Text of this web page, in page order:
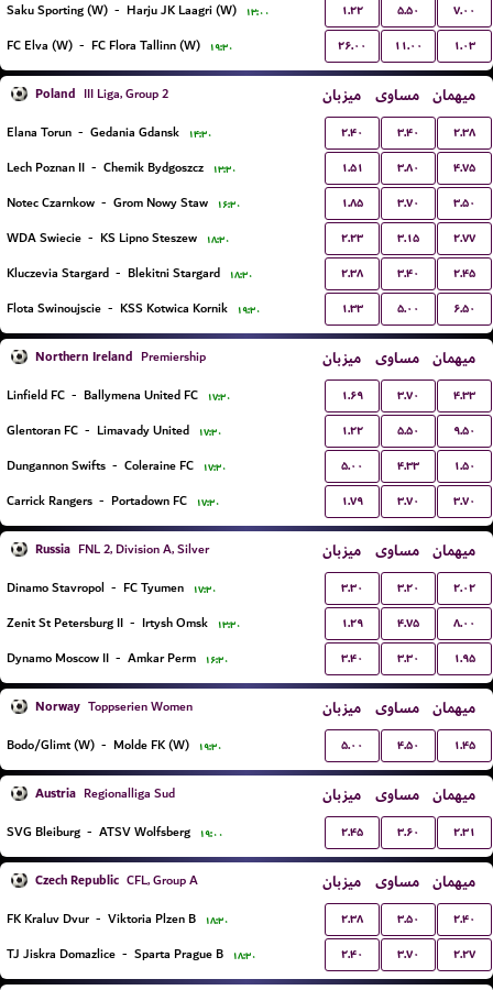
Saku Sporting (W) - Harju JK Laagri (W) ۱۳:۰۰ ۱.۲۲ ۵.۵۰ ۷.۰۰
FC Elva (W) - FC Flora Tallinn (W) ۱۹:۳۰ ۲۶.۰۰ ۱۱.۰۰ ۱.۰۳
Poland III Liga, Group 2 میزبان مساوی میهمان
Elana Torun - Gedania Gdansk ۱۴:۳۰ ۲.۴۰ ۳.۴۰ ۲.۳۸
Lech Poznan II - Chemik Bydgoszcz ۱۳:۳۰ ۱.۵۱ ۳.۸۰ ۴.۷۵
Notec Czarnkow - Grom Nowy Staw ۱۶:۳۰ ۱.۸۵ ۳.۷۰ ۳.۵۰
WDA Swiecie - KS Lipno Steszew ۱۸:۳۰ ۲.۲۳ ۳.۱۵ ۲.۷۷
Kluczevia Stargard - Blekitni Stargard ۱۸:۳۰ ۲.۳۸ ۳.۴۰ ۲.۴۵
Flota Swinoujscie - KSS Kotwica Kornik ۱۹:۳۰ ۱.۳۳ ۵.۰۰ ۶.۵۰
Northern Ireland Premiership میزبان مساوی میهمان
Linfield FC - Ballymena United FC ۱۷:۳۰ ۱.۶۹ ۳.۷۰ ۴.۳۳
Glentoran FC - Limavady United ۱۷:۳۰ ۱.۲۲ ۵.۵۰ ۹.۵۰
Dungannon Swifts - Coleraine FC ۱۷:۳۰ ۵.۰۰ ۴.۳۳ ۱.۵۰
Carrick Rangers - Portadown FC ۱۷:۳۰ ۱.۷۹ ۳.۷۰ ۳.۷۰
Russia FNL 2, Division A, Silver میزبان مساوی میهمان
Dinamo Stavropol - FC Tyumen ۱۷:۳۰ ۳.۳۰ ۳.۲۰ ۲.۰۲
Zenit St Petersburg II - Irtysh Omsk ۱۳:۳۰ ۱.۲۹ ۴.۷۵ ۸.۰۰
Dynamo Moscow II - Amkar Perm ۱۶:۳۰ ۳.۴۰ ۳.۳۰ ۱.۹۵
Norway Toppserien Women میزبان مساوی میهمان
Bodo/Glimt (W) - Molde FK (W) ۱۹:۳۰ ۵.۰۰ ۴.۵۰ ۱.۴۵
Austria Regionalliga Sud میزبان مساوی میهمان
SVG Bleiburg - ATSV Wolfsberg ۱۹:۰۰ ۲.۴۵ ۳.۶۰ ۲.۳۱
Czech Republic CFL, Group A میزبان مساوی میهمان
FK Kraluv Dvur - Viktoria Plzen B ۱۸:۳۰ ۲.۳۸ ۳.۵۰ ۲.۴۰
TJ Jiskra Domazlice - Sparta Prague B ۱۸:۳۰ ۲.۴۰ ۳.۷۰ ۲.۲۷